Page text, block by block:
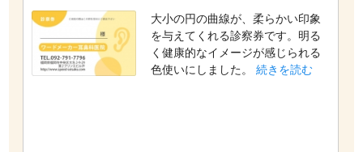
大小の円の曲線が、柔らかい印象
を与えてくれる診察券です。明る
く健康的なイメージが感じられる
色使いにしました。続きを読む